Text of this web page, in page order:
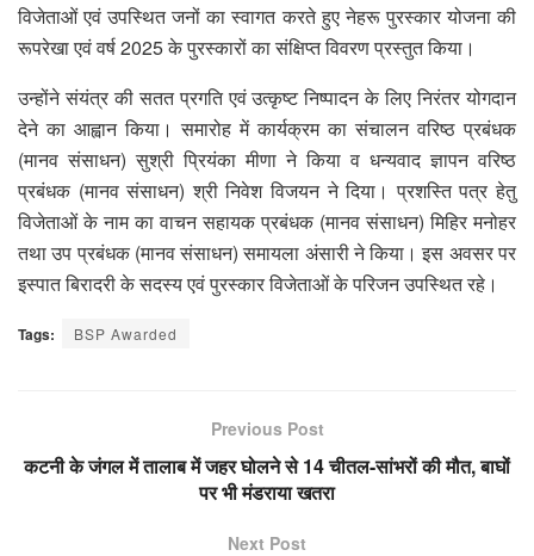
विजेताओं एवं उपस्थित जनों का स्वागत करते हुए नेहरू पुरस्कार योजना की
रूपरेखा एवं वर्ष 2025 के पुरस्कारों का संक्षिप्त विवरण प्रस्तुत किया।
उन्होंने संयंत्र की सतत प्रगति एवं उत्कृष्ट निष्पादन के लिए निरंतर योगदान
देने का आह्वान किया। समारोह में कार्यक्रम का संचालन वरिष्ठ प्रबंधक
(मानव संसाधन) सुश्री प्रियंका मीणा ने किया व धन्यवाद ज्ञापन वरिष्ठ
प्रबंधक (मानव संसाधन) श्री निवेश विजयन ने दिया। प्रशस्ति पत्र हेतु
विजेताओं के नाम का वाचन सहायक प्रबंधक (मानव संसाधन) मिहिर मनोहर
तथा उप प्रबंधक (मानव संसाधन) समायला अंसारी ने किया। इस अवसर पर
इस्पात बिरादरी के सदस्य एवं पुरस्कार विजेताओं के परिजन उपस्थित रहे।
Tags: BSP Awarded
Previous Post
कटनी के जंगल में तालाब में जहर घोलने से 14 चीतल-सांभरों की मौत, बाघों
पर भी मंडराया खतरा
Next Post